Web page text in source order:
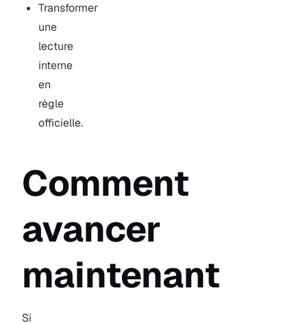
Transformer
une
lecture
interne
en
règle
officielle.
Comment
avancer
maintenant
Si